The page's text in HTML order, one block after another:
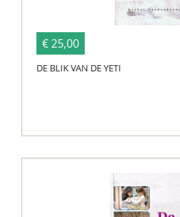
€ 25,00
DE BLIK VAN DE YETI